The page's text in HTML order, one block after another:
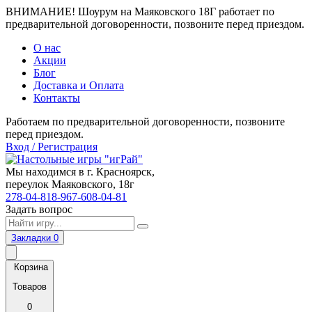
ВНИМАНИЕ! Шоурум на Маяковского 18Г работает по
предварительной договоренности, позвоните перед приездом.
О нас
Акции
Блог
Доставка и Оплата
Контакты
Работаем по предварительной договоренности, позвоните
перед приездом.
Вход / Регистрация
Мы находимся в г. Красноярск,
переулок Маяковского, 18г
278-04-818-967-608-04-81
Задать вопрос
Закладки 0
Корзина
Товаров
0